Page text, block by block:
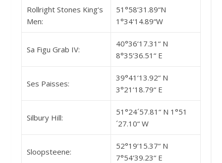
Rollright Stones King‘s
Men:
51°58‘31.89“N
1°34‘14.89“W
Sa Figu Grab IV:
40°36‘17.31“ N
8°35‘36.51“ E
Ses Paisses:
39°41‘13.92“ N
3°21‘18.79“ E
Silbury Hill:
51°24´57.81“ N 1°51
´27.10“ W
Sloopsteene:
52°19‘15.37“ N
7°54‘39.23“ E